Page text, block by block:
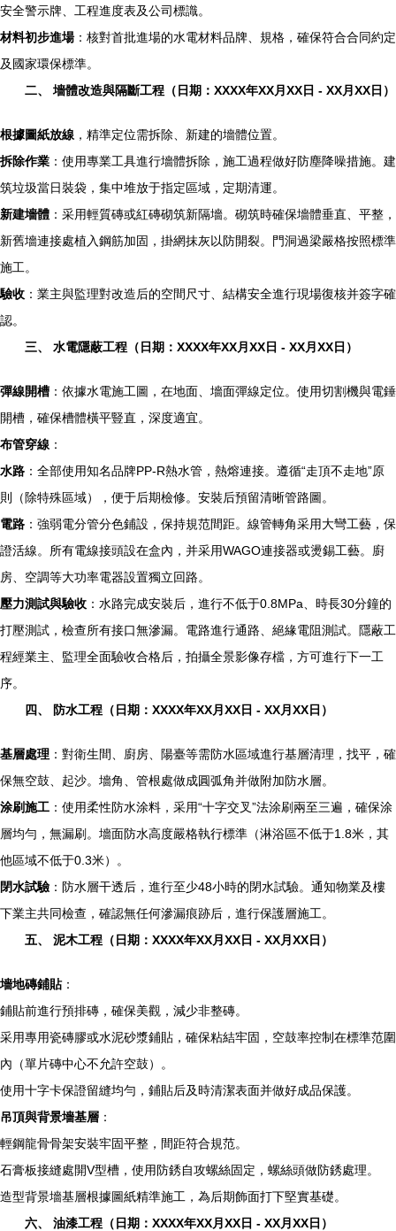
安全警示牌、工程進度表及公司標識。
材料初步進場：核對首批進場的水電材料品牌、規格，確保符合合同約定
及國家環保標準。
二、 墻體改造與隔斷工程（日期：XXXX年XX月XX日 - XX月XX日）
根據圖紙放線 ，精準定位需拆除、新建的墻體位置。
拆除作業 ：使用專業工具進行墻體拆除，施工過程做好防塵降噪措施。建
筑垃圾當日裝袋，集中堆放于指定區域，定期清運。
新建墻體 ：采用輕質磚或紅磚砌筑新隔墻。砌筑時確保墻體垂直、平整，
新舊墻連接處植入鋼筋加固，掛網抹灰以防開裂。門洞過梁嚴格按照標準
施工。
驗收 ：業主與監理對改造后的空間尺寸、結構安全進行現場復核并簽字確
認。
三、 水電隱蔽工程（日期：XXXX年XX月XX日 - XX月XX日）
彈線開槽 ：依據水電施工圖，在地面、墻面彈線定位。使用切割機與電錘
開槽，確保槽體橫平豎直，深度適宜。
布管穿線 ：
水路 ：全部使用知名品牌PP-R熱水管，熱熔連接。遵循“走頂不走地”原
則（除特殊區域），便于后期檢修。安裝后預留清晰管路圖。
電路 ：強弱電分管分色鋪設，保持規范間距。線管轉角采用大彎工藝，保
證活線。所有電線接頭設在盒內，并采用WAGO連接器或燙錫工藝。廚
房、空調等大功率電器設置獨立回路。
壓力測試與驗收 ：水路完成安裝后，進行不低于0.8MPa、時長30分鐘的
打壓測試，檢查所有接口無滲漏。電路進行通路、絕緣電阻測試。隱蔽工
程經業主、監理全面驗收合格后，拍攝全景影像存檔，方可進行下一工
序。
四、 防水工程（日期：XXXX年XX月XX日 - XX月XX日）
基層處理 ：對衛生間、廚房、陽臺等需防水區域進行基層清理，找平，確
保無空鼓、起沙。墻角、管根處做成圓弧角并做附加防水層。
涂刷施工 ：使用柔性防水涂料，采用“十字交叉”法涂刷兩至三遍，確保涂
層均勻，無漏刷。墻面防水高度嚴格執行標準（淋浴區不低于1.8米，其
他區域不低于0.3米）。
閉水試驗 ：防水層干透后，進行至少48小時的閉水試驗。通知物業及樓
下業主共同檢查，確認無任何滲漏痕跡后，進行保護層施工。
五、 泥木工程（日期：XXXX年XX月XX日 - XX月XX日）
墻地磚鋪貼：
鋪貼前進行預排磚，確保美觀，減少非整磚。
采用專用瓷磚膠或水泥砂漿鋪貼，確保粘結牢固，空鼓率控制在標準范圍
內（單片磚中心不允許空鼓）。
使用十字卡保證留縫均勻，鋪貼后及時清潔表面并做好成品保護。
吊頂與背景墻基層 ：
輕鋼龍骨骨架安裝牢固平整，間距符合規范。
石膏板接縫處開V型槽，使用防銹自攻螺絲固定，螺絲頭做防銹處理。
造型背景墻基層根據圖紙精準施工，為后期飾面打下堅實基礎。
六、 油漆工程（日期：XXXX年XX月XX日 - XX月XX日）